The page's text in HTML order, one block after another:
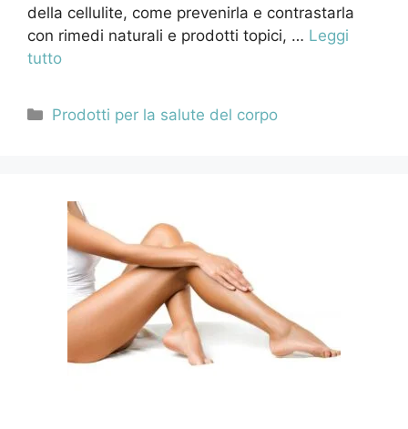
della cellulite, come prevenirla e contrastarla
con rimedi naturali e prodotti topici, … Leggi
tutto
Categorie
Prodotti per la salute del corpo